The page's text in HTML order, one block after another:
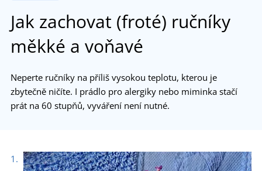
Jak zachovat (froté) ručníky
měkké a voňavé
Neperte ručníky na příliš vysokou teplotu, kterou je
zbytečně ničíte. I prádlo pro alergiky nebo miminka stačí
prát na 60 stupňů, vyváření není nutné.